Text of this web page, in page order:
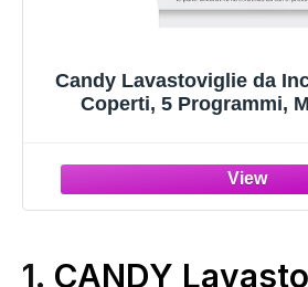
Candy Lavastoviglie da
Coperti, 5 Programmi,
3E53E0W
1. CANDY